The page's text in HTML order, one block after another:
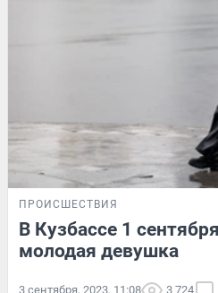
ПРОИСШЕСТВИЯ
В Кузбассе 1
молодая девушка
3 сентября, 2023, 11:08 3 724